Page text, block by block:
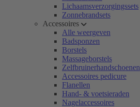
Lichaamsverzorgingssets
Zonnebrandsets
Accessoires
Alle weergeven
Badsponzen
Borstels
Massageborstels
Zelfbruinerhandschoenen
Accessoires pedicure
Flanellen
Hand- & voetsieraden
Nagelaccessoires